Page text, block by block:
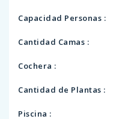
Capacidad Personas :
Cantidad Camas :
Cochera :
Cantidad de Plantas :
Piscina :